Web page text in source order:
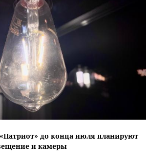
до конца июля планируют
и камеры